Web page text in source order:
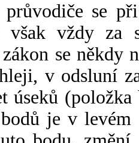
se
však vždy za
zákon se někdy
v odsluní
úseků
je v